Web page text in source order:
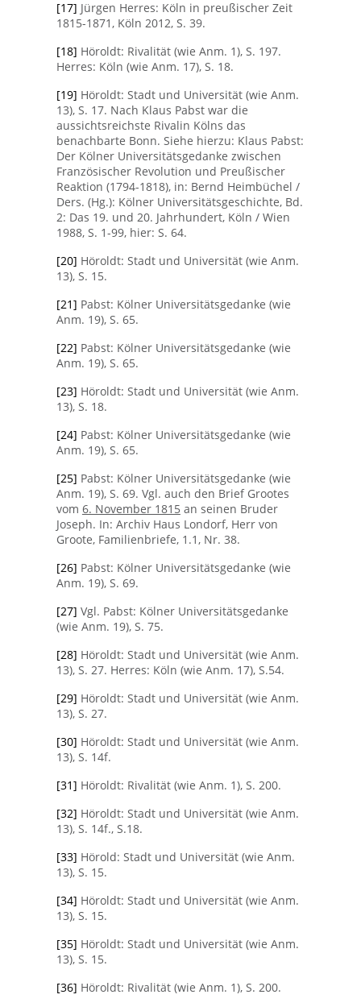
[17] Jürgen Herres: Köln in preußischer Zeit
1815-1871, Köln 2012, S. 39.
[18] Höroldt: Rivalität (wie Anm. 1), S. 197.
Herres: Köln (wie Anm. 17), S. 18.
[19] Höroldt: Stadt und Universität (wie Anm.
13), S. 17. Nach Klaus Pabst war die
aussichtsreichste Rivalin Kölns das
benachbarte Bonn. Siehe hierzu: Klaus Pabst:
Der Kölner Universitätsgedanke zwischen
Französischer Revolution und Preußischer
Reaktion (1794-1818), in: Bernd Heimbüchel /
Ders. (Hg.): Kölner Universitätsgeschichte, Bd.
2: Das 19. und 20. Jahrhundert, Köln / Wien
1988, S. 1-99, hier: S. 64.
[20] Höroldt: Stadt und Universität (wie Anm.
13), S. 15.
[21] Pabst: Kölner Universitätsgedanke (wie
Anm. 19), S. 65.
[22] Pabst: Kölner Universitätsgedanke (wie
Anm. 19), S. 65.
[23] Höroldt: Stadt und Universität (wie Anm.
13), S. 18.
[24] Pabst: Kölner Universitätsgedanke (wie
Anm. 19), S. 65.
[25] Pabst: Kölner Universitätsgedanke (wie
Anm. 19), S. 69. Vgl. auch den Brief Grootes
vom 6. November 1815 an seinen Bruder
Joseph. In: Archiv Haus Londorf, Herr von
Groote, Familienbriefe, 1.1, Nr. 38.
[26] Pabst: Kölner Universitätsgedanke (wie
Anm. 19), S. 69.
[27] Vgl. Pabst: Kölner Universitätsgedanke
(wie Anm. 19), S. 75.
[28] Höroldt: Stadt und Universität (wie Anm.
13), S. 27. Herres: Köln (wie Anm. 17), S.54.
[29] Höroldt: Stadt und Universität (wie Anm.
13), S. 27.
[30] Höroldt: Stadt und Universität (wie Anm.
13), S. 14f.
[31] Höroldt: Rivalität (wie Anm. 1), S. 200.
[32] Höroldt: Stadt und Universität (wie Anm.
13), S. 14f., S.18.
[33] Hörold: Stadt und Universität (wie Anm.
13), S. 15.
[34] Höroldt: Stadt und Universität (wie Anm.
13), S. 15.
[35] Höroldt: Stadt und Universität (wie Anm.
13), S. 15.
[36] Höroldt: Rivalität (wie Anm. 1), S. 200.